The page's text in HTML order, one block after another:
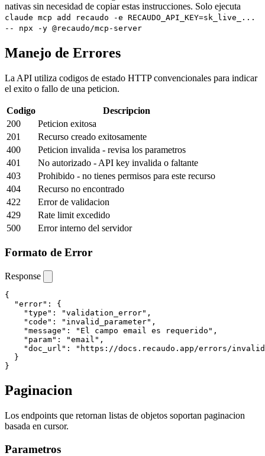
nativas sin necesidad de copiar estas instrucciones. Solo ejecuta
claude mcp add recaudo -e RECAUDO_API_KEY=sk_live_...
-- npx -y @recaudo/mcp-server
Manejo de Errores
La API utiliza codigos de estado HTTP convencionales para indicar
el exito o fallo de una peticion.
Codigo
Descripcion
200
Peticion exitosa
201
Recurso creado exitosamente
400
Peticion invalida - revisa los parametros
401
No autorizado - API key invalida o faltante
403
Prohibido - no tienes permisos para este recurso
404
Recurso no encontrado
422
Error de validacion
429
Rate limit excedido
500
Error interno del servidor
Formato de Error
Response
{
  "error": {
    "type": "validation_error",
    "code": "invalid_parameter",
    "message": "El campo email es requerido",
    "param": "email",
"doc_url": "https://docs.recaudo.app/errors/
  }
}
Paginacion
Los endpoints que retornan listas de objetos soportan paginacion
basada en cursor.
Parametros